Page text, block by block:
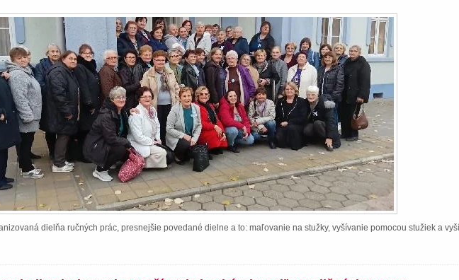
dielňa ručných prác, presnejšie povedané dielne a to: maľovanie na stužky, vyšívanie pomocou stužiek a